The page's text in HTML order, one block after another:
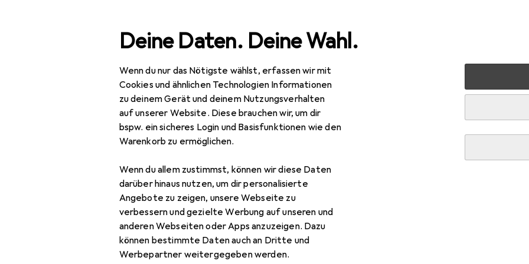
Deine Daten. Deine Wahl.
Wenn du nur das Nötigste wählst, erfassen wir mit
Cookies und ähnlichen Technologien Informationen
zu deinem Gerät und deinem Nutzungsverhalten
auf unserer Website. Diese brauchen wir, um dir
bspw. ein sicheres Login und Basisfunktionen wie den
Warenkorb zu ermöglichen.
Wenn du allem zustimmst, können wir diese Daten
darüber hinaus nutzen, um dir personalisierte
Angebote zu zeigen, unsere Webseite zu
verbessern und gezielte Werbung auf unseren und
anderen Webseiten oder Apps anzuzeigen. Dazu
können bestimmte Daten auch an Dritte und
Werbepartner weitergegeben werden.
Navigation nach Kategorien
Gesamtsortiment Baumarkt + Garten Elektrobedarf